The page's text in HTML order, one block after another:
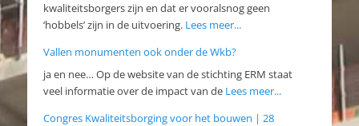
kwaliteitsborgers zijn en dat er vooralsnog geen
‘hobbels’ zijn in de uitvoering. Lees meer...
Vallen monumenten ook onder de Wkb?
ja en nee… Op de website van de stichting ERM staat
veel informatie over de impact van de Lees meer...
Congres Kwaliteitsborging voor het bouwen | 28